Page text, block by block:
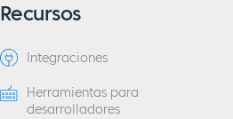
Recursos
Integraciones
Herramientas para
desarrolladores